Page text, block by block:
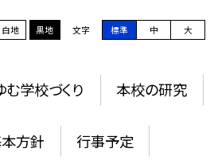
白地 黒地 文字 標準 中 大
学校づくり 本校の研究
方針 行事予定